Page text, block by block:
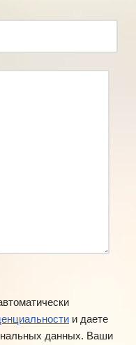
и даете
данных. Ваши